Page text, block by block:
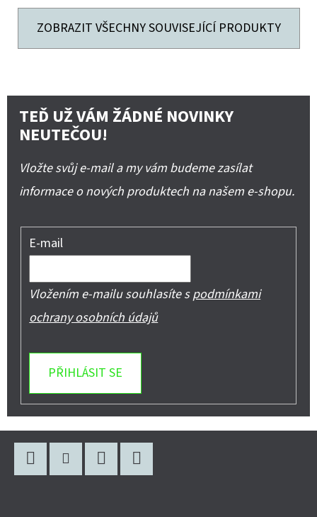
ZOBRAZIT VŠECHNY SOUVISEJÍCÍ PRODUKTY
TEĎ UŽ VÁM ŽÁDNÉ NOVINKY
NEUTEČOU!
Vložte svůj e-mail a my vám budeme zasílat
informace o nových produktech na našem e-shopu.
E-mail
Vložením e-mailu souhlasíte spodmínkami
ochrany osobních údajů
PŘIHLÁSIT SE